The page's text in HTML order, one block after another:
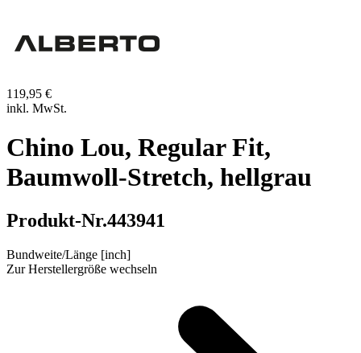
119,95 €
inkl. MwSt.
Chino Lou, Regular Fit,
Baumwoll-Stretch, hellgrau
Produkt-Nr.443941
Bundweite/Länge [inch]
Zur Herstellergröße wechseln